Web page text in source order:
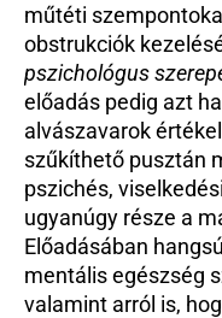
műtéti
obstrukciók
pszichológus
előadás pedig azt
alvászavarok
szűkíthető pusztán
pszichés,
ugyanúgy része a
Előadásában
mentális egészség
valamint arról is,